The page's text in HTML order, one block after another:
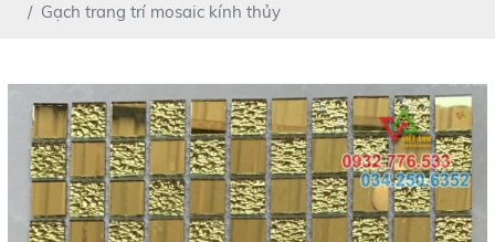
Gạch trang trí mosaic kính thủy